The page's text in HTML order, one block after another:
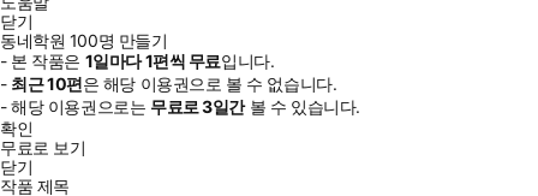
닫기
동네학원 100명 만들기
- 본 작품은 1일마다1편씩 무료입니다.
- 최근10편은 해당 이용권으로 볼 수 없습니다.
- 해당 이용권으로는 무료로3일간볼 수 있습니다.
확인
무료로 보기
닫기
작품 제목